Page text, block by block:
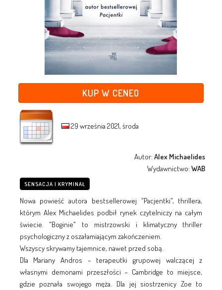
KUP W CENEO
29 września 2021, środa
Autor:Alex Michaelides
Wydawnictwo:WAB
SENSACJA I KRYMINAŁ
Nowa powieść autora bestsellerowej "Pacjentki", thrillera,
którym Alex Michaelides podbił rynek czytelniczy na całym
świecie. "Boginie" to mistrzowski i klimatyczny thriller
psychologiczny z oszałamiającym zakończeniem.
Wszyscy skrywamy tajemnice, nawet przed sobą.
Dla Mariany Andros – terapeutki grupowej walczącej z
własnymi demonami przeszłości – Cambridge to miejsce,
gdzie poznała swojego męża. Dla jej siostrzenicy Zoe to